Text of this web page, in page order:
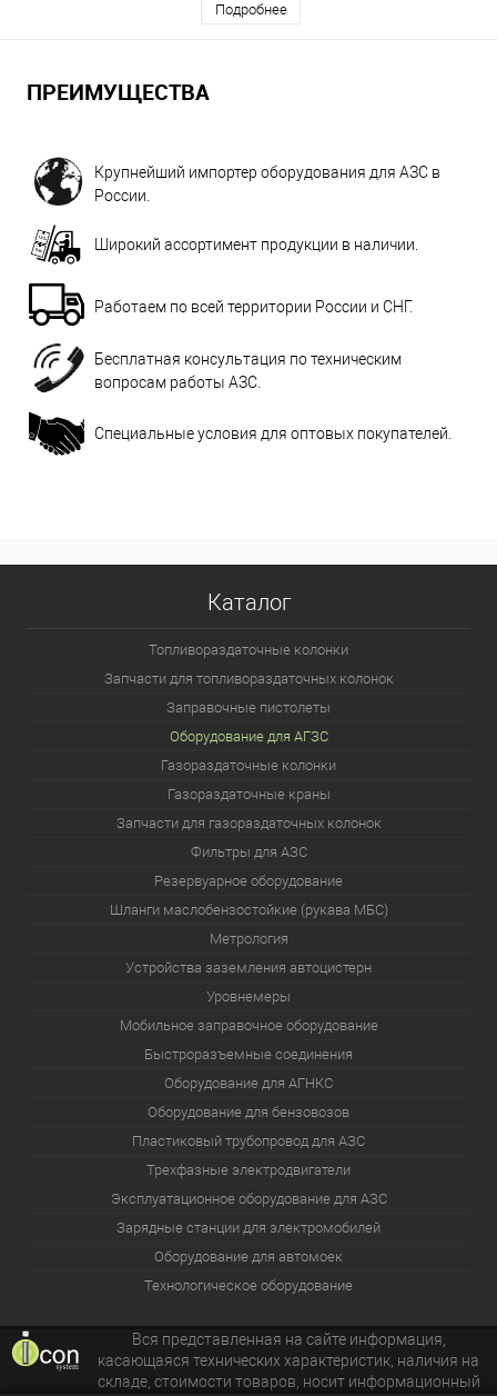
Подробнее
ПРЕИМУЩЕСТВА
Крупнейший импортер оборудования для АЗС в
России.
Широкий ассортимент продукции в наличии.
Работаем по всей территории России и СНГ.
Бесплатная консультация по техническим
вопросам работы АЗС.
Специальные условия для оптовых покупателей.
Каталог
Топливораздаточные колонки
Запчасти для топливораздаточных колонок
Заправочные пистолеты
Оборудование для АГЗС
Газораздаточные колонки
Газораздаточные краны
Запчасти для газораздаточных колонок
Фильтры для АЗС
Резервуарное оборудование
Шланги маслобензостойкие (рукава МБС)
Метрология
Устройства заземления автоцистерн
Уровнемеры
Мобильное заправочное оборудование
Быстроразъемные соединения
Оборудование для АГНКС
Оборудование для бензовозов
Пластиковый трубопровод для АЗС
Трехфазные электродвигатели
Эксплуатационное оборудование для АЗС
Зарядные станции для электромобилей
Оборудование для автомоек
Технологическое оборудование
Вся представленная на сайте информация,
касающаяся технических характеристик, наличия на
складе, стоимости товаров, носит информационный